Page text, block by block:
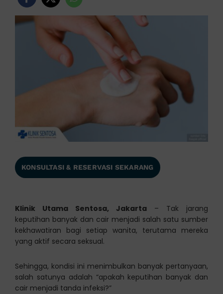
KONSULTASI & RESERVASI SEKARANG
Klinik Utama Sentosa, Jakarta – Tak jarang
keputihan banyak dan cair menjadi salah satu sumber
kekhawatiran bagi setiap wanita, terutama mereka
yang aktif secara seksual.
Sehingga, kondisi ini menimbulkan banyak pertanyaan,
salah satunya adalah “apakah keputihan banyak dan
cair menjadi tanda infeksi?”